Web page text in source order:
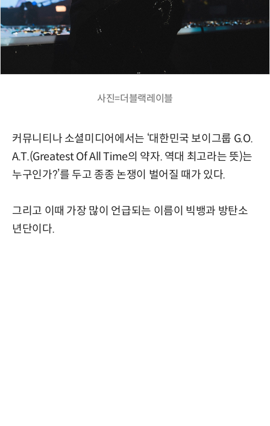
사진=더블랙레이블
커뮤니티나 소셜미디어에서는 ‘대한민국 보이그룹 G.O.
A.T.(Greatest Of All Time의 약자. 역대 최고라는 뜻)는
누구인가?’를 두고 종종 논쟁이 벌어질 때가 있다.
그리고 이때 가장 많이 언급되는 이름이 빅뱅과 방탄소
년단이다.